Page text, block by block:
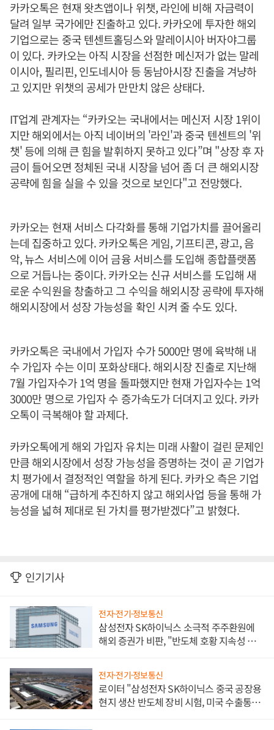
카카오톡은 현재 왓츠앱이나 위챗, 라인에 비해 자금력이
달려 일부 국가에만 진출하고 있다. 카카오에 투자한 해외
기업으로는 중국 텐센트홀딩스와 말레이시아 버자야그룹
이 있다. 카카오는 아직 시장을 선점한 메신저가 없는 말레
이시아, 필리핀, 인도네시아 등 동남아시장 진출을 겨냥하
고 있지만 위챗의 공세가 만만치 않은 상태다.
IT업계 관계자는 “카카오는 국내에서는 메신저 시장 1위이
지만 해외에서는 아직 네이버의 '라인'과 중국 텐센트의 '위
챗' 등에 의해 큰 힘을 발휘하지 못하고 있다”며 "상장 후 자
금이 들어오면 정체된 국내 시장을 넘어 좀 더 큰 해외시장
공략에 힘을 실을 수 있을 것으로 보인다"고 전망했다.
카카오는 현재 서비스 다각화를 통해 기업가치를 끌어올리
는데 집중하고 있다. 카카오톡은 게임, 기프티콘, 광고, 음
악, 뉴스 서비스에 이어 금융 서비스를 도입해 종합플랫폼
으로 거듭나는 중이다. 카카오는 신규 서비스를 도입해 새
로운 수익원을 창출하고 그 수익을 해외시장 공략에 투자해
해외시장에서 성장 가능성을 확인 시켜 줄 수도 있다.
카카오톡은 국내에서 가입자 수가 5000만 명에 육박해 내
수 가입자 수는 이미 포화상태다. 해외시장 진출로 지난해
7월 가입자수가 1억 명을 돌파했지만 현재 가입자수는 1억
3000만 명으로 가입자 수 증가속도가 더뎌지고 있다. 카카
오톡이 극복해야 할 과제다.
카카오톡에게 해외 가입자 유치는 미래 사활이 걸린 문제인
만큼 해외시장에서 성장 가능성을 증명하는 것이 곧 기업가
치 평가에서 결정적인 역할을 하게 된다. 카카오 측은 기업
공개에 대해 “급하게 추진하지 않고 해외사업 등을 통해 가
능성을 넓혀 제대로 된 가치를 평가받겠다”고 밝혔다.
인기기사
전자·전기·정보통신
삼성전자 SK하이닉스 소극적 주주환원에
해외 증권가 비판, "반도체 호황 지속성 의
전자·전기·정보통신
로이터 "삼성전자 SK하이닉스 중국 공장용
현지 생산 반도체 장비 시험, 미국 수출통제